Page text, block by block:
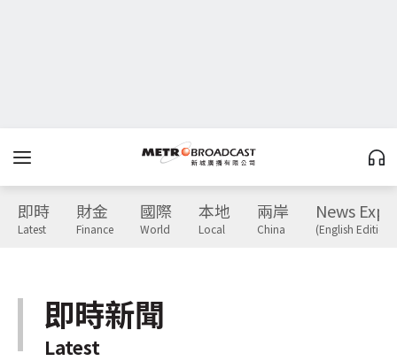
即時
Latest
財金
Finance
國際
World
本地
Local
兩岸
China
News
(English Edition)
即時新聞
Latest